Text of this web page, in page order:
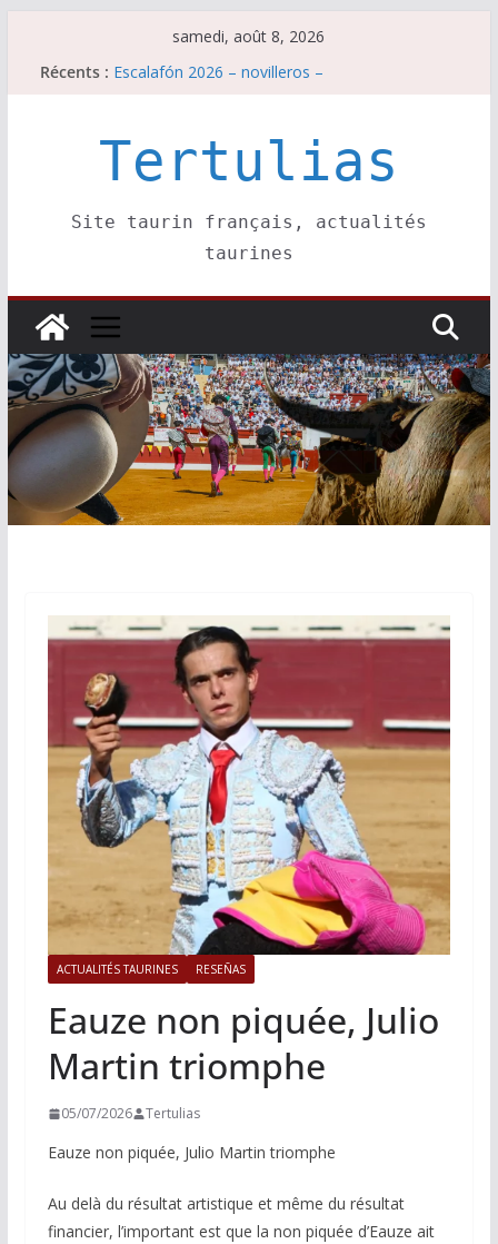
samedi, août 8, 2026
Récents : Escalafón 2026 – novilleros –
Les brèves du vendredi 7 août
Escalafón 2026 – matadors de toros-
Tertulias
Site taurin français, actualités
taurines
ACTUALITÉS TAURINES RESEÑAS
Eauze non piquée, Julio
Martin triomphe
05/07/2026 Tertulias
Eauze non piquée, Julio Martin triomphe
Au delà du résultat artistique et même du résultat
financier, l’important est que la non piquée d’Eauze ait